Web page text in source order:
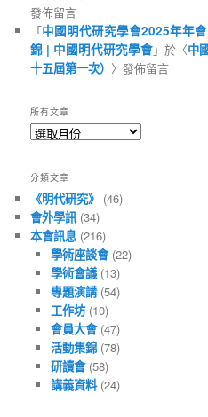
發佈留言
「中國明代研究學會2025年年
錦 | 中國明代研究學會」於〈中
十五屆第一次） 〉發佈留言
所有文章
所
章
分類文章
《明代研究》 (46)
會外學訊 (34)
本會訊息 (216)
學術座談會(22)
學術會議(13)
專題演講(54)
工作坊(10)
會員大會(47)
活動集錦(78)
研讀會(58)
講義資料(24)